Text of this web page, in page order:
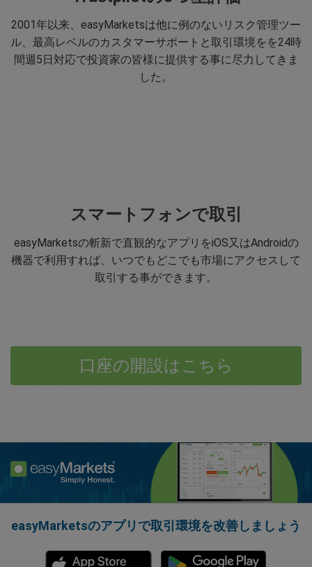
2001年以来、easyMarketsは他に例のないリスク管理ツー
ル、最高レベルのカスタマーサポートと取引環境をを24時
間週5日対応で投資家の皆様に提供する事に尽力してきま
した。
スマートフォンで取引
easyMarketsの斬新で直観的なアプリをiOS又はAndroidの
機器で利用すれば、いつでもどこでも市場にアクセスして
取引する事ができます。
口座の開設はこちら
easyMarketsのアプリで取引環境を改善しましょう